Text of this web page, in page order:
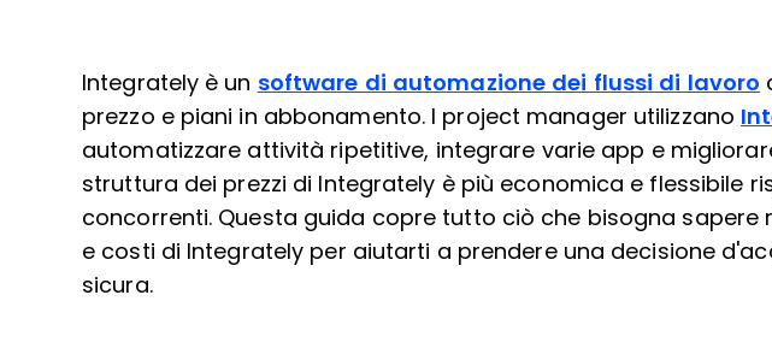
Integrately è un software di automazione dei flussi di lavoro
prezzo e piani in abbonamento. I project manager utilizzano
automatizzare attività ripetitive, integrare varie app e
struttura dei prezzi di Integrately è più economica e flessibile
concorrenti. Questa guida copre tutto ciò che bisogna sapere
e costi di Integrately per aiutarti a prendere una decisione
sicura.